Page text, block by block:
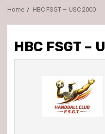
Home HBC FSGT – USC 2000
HBC FSGT –